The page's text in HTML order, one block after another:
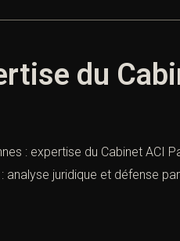
du
: expertise du Cabinet ACI
juridique et défense